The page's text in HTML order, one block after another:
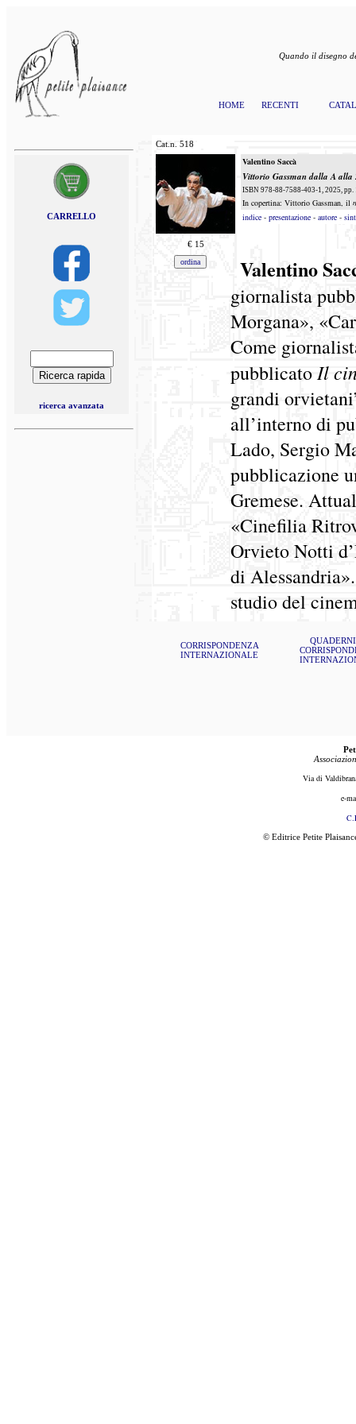
Quando il disegno
HOME RECENTI
CARRELLO
ricerca avanzata
Cat.n. 518
Valentino Saccà
Vittorio Gassman dalla A
ISBN 978-88-7588-403-1, 2025, pp.
In copertina: Vittorio Gassman, il
indice - presentazione - autore -
€ 15
Valentino
giornalista
Morgana»,
Come
pubblicato Il
grandi
all’interno di
Lado, Sergio
pubblicazione
Gremese.
«Cinefilia
Orvieto Notti
di
studio del
CORRISPONDENZA
INTERNAZIONALE
Via di
e-
© Editrice Petite